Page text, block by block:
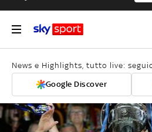
News e Highlights, tutto live:
Google Discover